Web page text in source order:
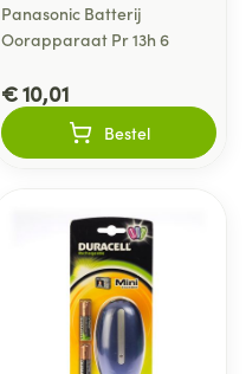
Panasonic Batterij
Oorapparaat Pr 13h 6
€ 10,01
Bestel